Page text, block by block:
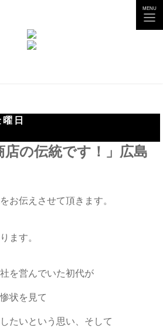
MENU
日
店の伝統です！」広島
お伝えさせて頂きます。
ます。
を営んでいた初代が
状を見て
たいという思い、そして